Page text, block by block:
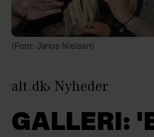
(Foto: Janus Nielsen)
alt.dk Nyheder
GALLERI: